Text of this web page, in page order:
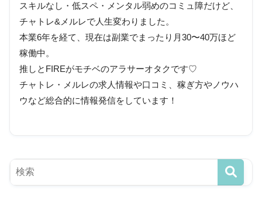
スキルなし・低スペ・メンタル弱めのコミュ障だけど、
チャトレ&メルレで人生変わりました。
本業6年を経て、現在は副業でまったり月30〜40万ほど
稼働中。
推しとFIREがモチベのアラサーオタクです♡
チャトレ・メルレの求人情報や口コミ、稼ぎ方やノウハ
ウなど総合的に情報発信をしています！